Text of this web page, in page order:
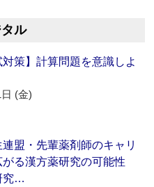
ル
対策】計算問題を意識しよ
(金)
連盟・先輩薬剤師のキャリ
がる漢方薬研究の可能性
究…